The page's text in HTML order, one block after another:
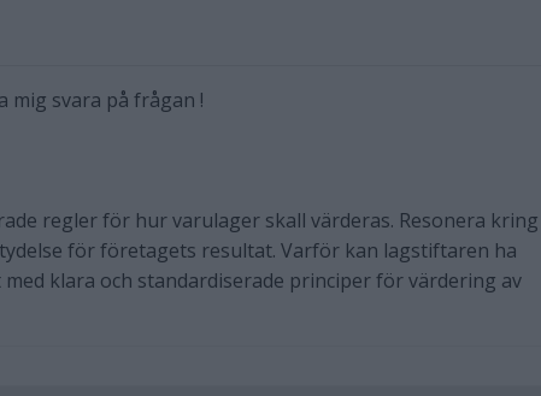
mig svara på frågan !
regler för hur varulager skall värderas. Resonera kring
för företagets resultat. Varför kan lagstiftaren ha
klara och standardiserade principer för värdering av